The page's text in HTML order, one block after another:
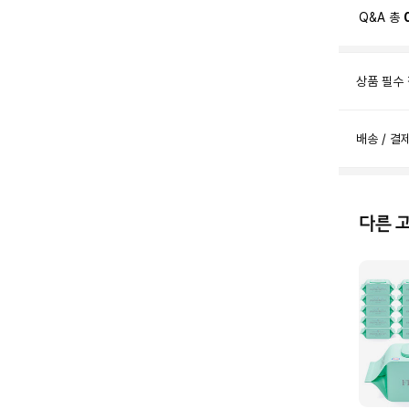
Q&A 총
상품 필수
배송 / 결
다른